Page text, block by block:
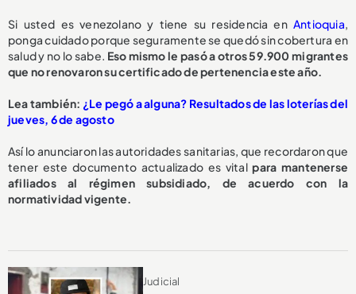
Si usted es venezolano y tiene su residencia en Antioquia,
ponga cuidado porque seguramente se quedó sin cobertura en
salud y no lo sabe. Eso mismo le pasó a otros 59.900 migrantes
que no renovaron su certificado de pertenencia este año.
Lea también: ¿Le pegó a alguna? Resultados de las loterías del
jueves, 6 de agosto
Así lo anunciaron las autoridades sanitarias, que recordaron que
tener este documento actualizado es vitalpara mantenerse
afiliados al régimen subsidiado, de acuerdo con la
normatividad vigente.
Judicial